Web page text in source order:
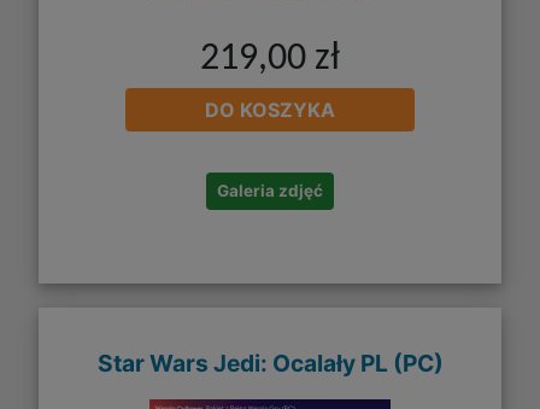
219,00 zł
DO KOSZYKA
Galeria zdjęć
Star Wars Jedi: Ocalały PL (PC)